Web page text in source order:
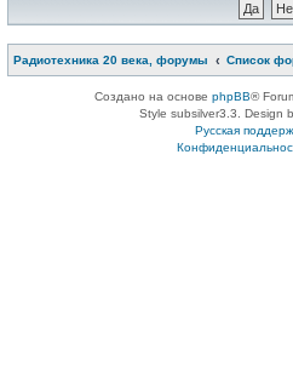
Радиотехника 20 века, форумы Список
Создано на основе phpBB®
Style subsilver3.3. Design
Русская